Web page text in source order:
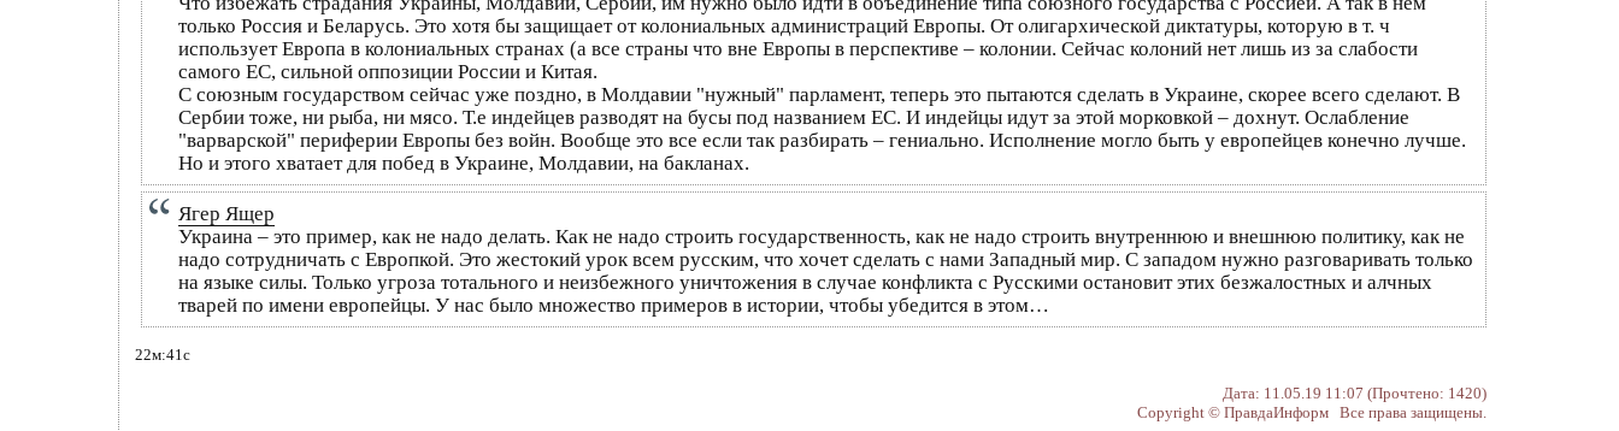
только Россия и Беларусь. Это хотя бы защищает от колониальных администраций Европы. От олигархической диктатуры, которую в т. ч
использует Европа в колониальных странах (а все страны что вне Европы в перспективе – колонии. Сейчас колоний нет лишь из за слабости
самого ЕС, сильной оппозиции России и Китая.
С союзным государством сейчас уже поздно, в Молдавии "нужный" парламент, теперь это пытаются сделать в Украине, скорее всего сделают. В
Сербии тоже, ни рыба, ни мясо. Т.е индейцев разводят на бусы под названием ЕС. И индейцы идут за этой морковкой – дохнут. Ослабление
"варварской" периферии Европы без войн. Вообще это все если так разбирать – гениально. Исполнение могло быть у европейцев конечно лучше.
Но и этого хватает для побед в Украине, Молдавии, на бакланах.
Ягер Ящер
Украина – это пример, как не надо делать. Как не надо строить государственность, как не надо строить внутреннюю и внешнюю политику, как не
надо сотрудничать с Европкой. Это жестокий урок всем русским, что хочет сделать с нами Западный мир. С западом нужно разговаривать только
на языке силы. Только угроза тотального и неизбежного уничтожения в случае конфликта с Русскими остановит этих безжалостных и алчных
тварей по имени европейцы. У нас было множество примеров в истории, чтобы убедится в этом…
22м:41с
Дата: 11.05.19 11:07 (Прочтено: 1420)
Copyright © ПравдаИнформ Все права защищены.